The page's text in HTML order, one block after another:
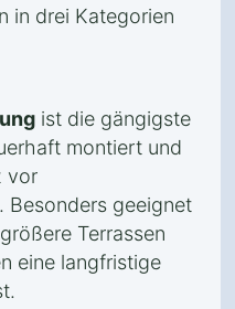
in drei Kategorien
ist die gängigste
montiert und
vor
Besonders geeignet
Terrassen
eine langfristige